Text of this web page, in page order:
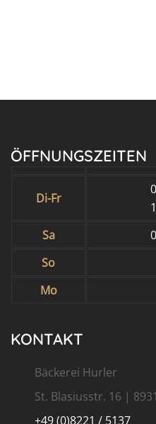
ÖFFNUNGSZEITEN
Di-Fr
Sa
So
Mo
KONTAKT
Bäckerei Hurler
St. Blasiusstr. 16 |
+49 (0)8221 / 5137